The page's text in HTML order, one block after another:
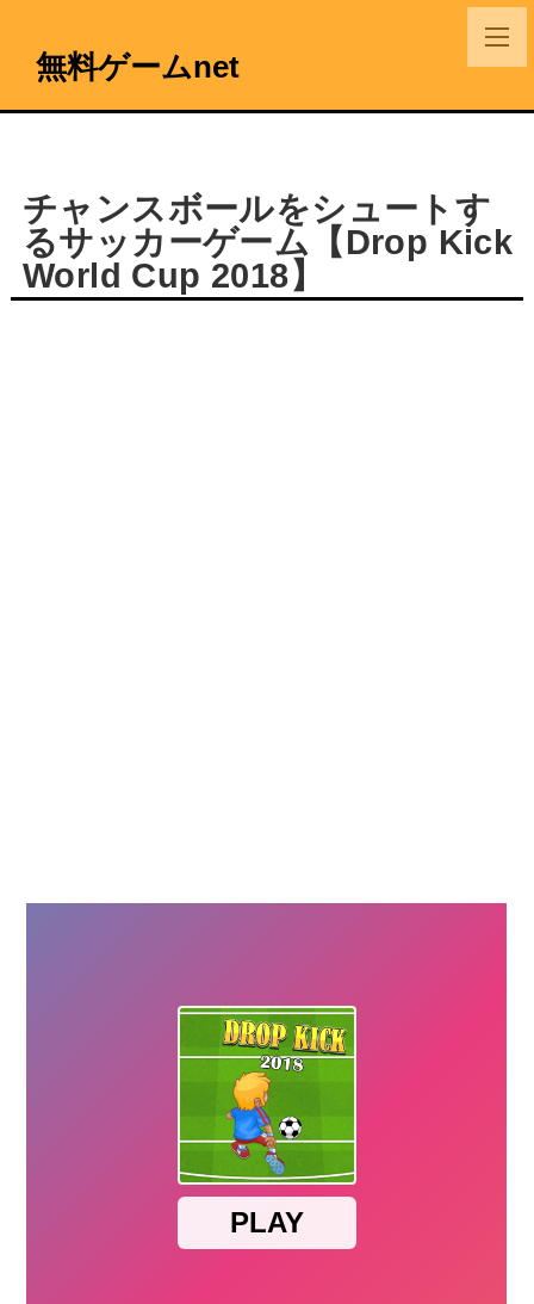
無料ゲームnet
チャンスボールをシュートす
るサッカーゲーム【Drop Kick
World Cup 2018】